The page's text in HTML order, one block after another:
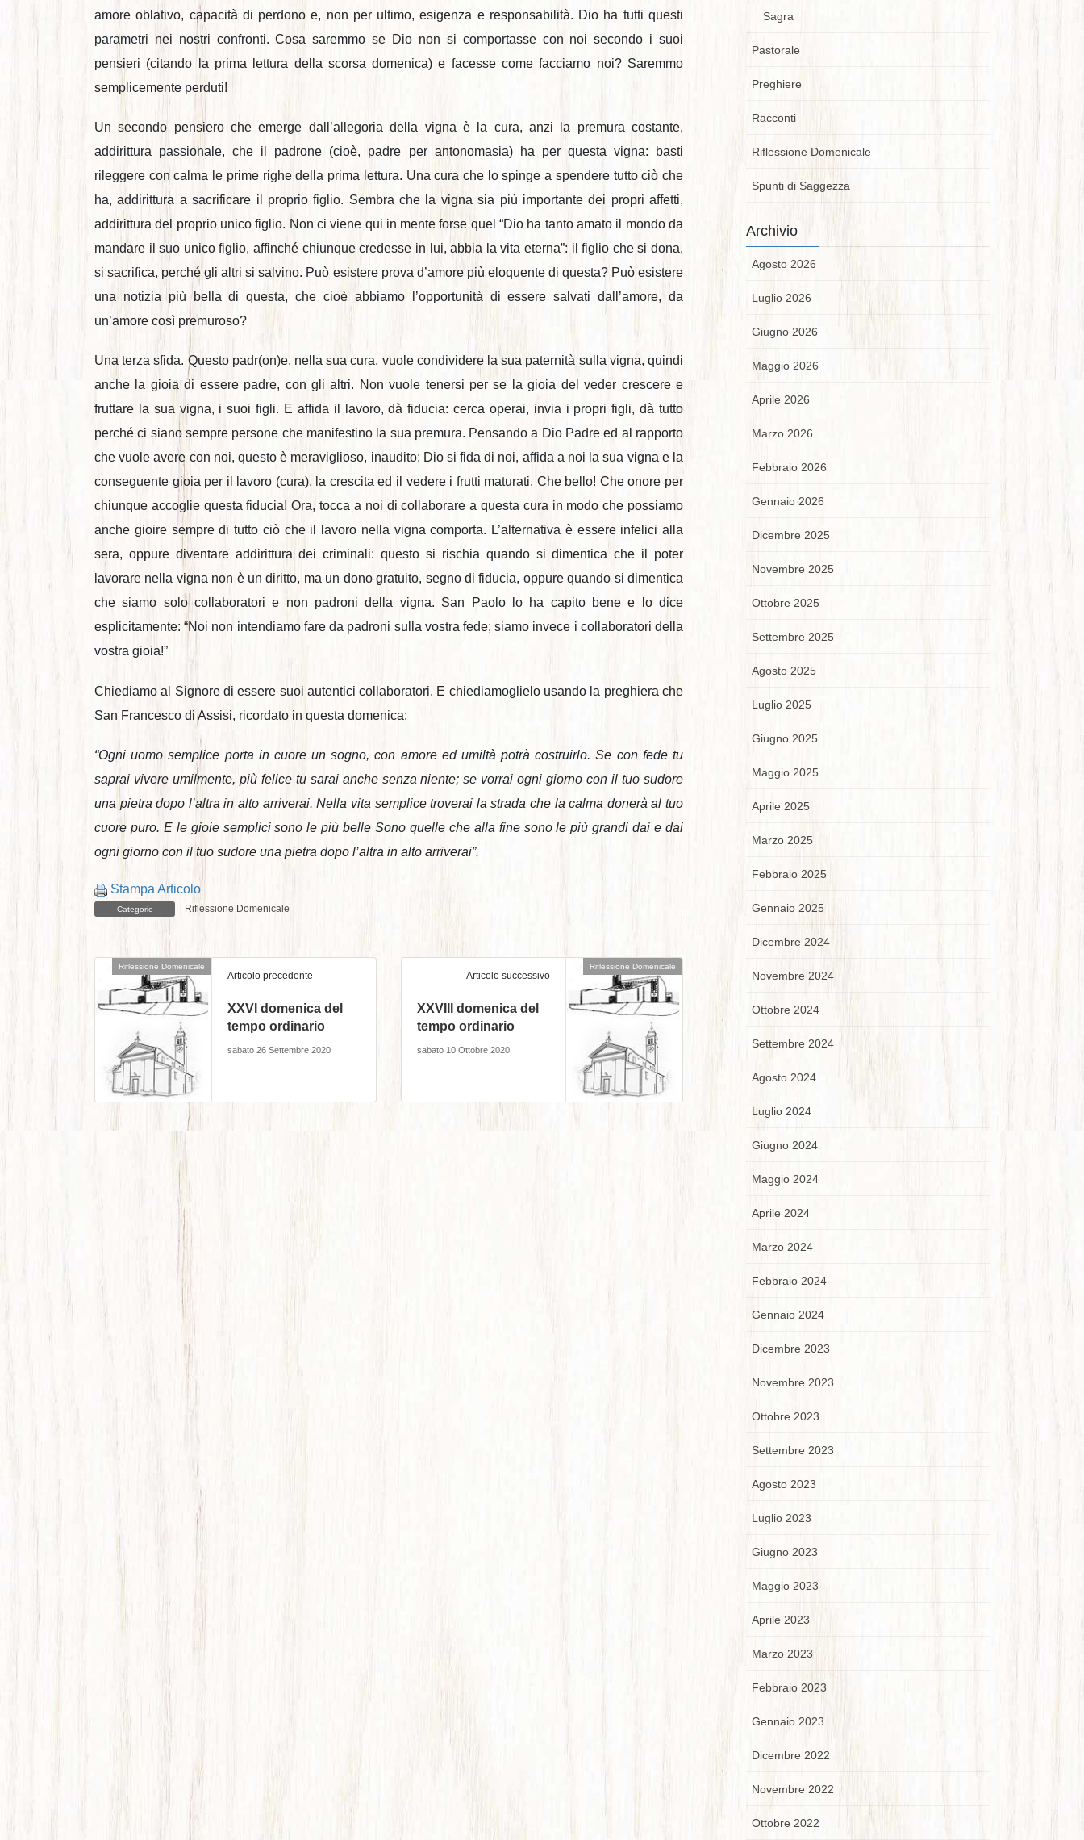
amore oblativo, capacità di perdono e, non per ultimo, esigenza e responsabilità. Dio ha tutti questi
parametri nei nostri confronti. Cosa saremmo se Dio non si comportasse con noi secondo i suoi
pensieri (citando la prima lettura della scorsa domenica) e facesse come facciamo noi? Saremmo
semplicemente perduti!
Un secondo pensiero che emerge dall’allegoria della vigna è la cura, anzi la premura costante,
addirittura passionale, che il padrone (cioè, padre per antonomasia) ha per questa vigna: basti
rileggere con calma le prime righe della prima lettura. Una cura che lo spinge a spendere tutto ciò che
ha, addirittura a sacrificare il proprio figlio. Sembra che la vigna sia più importante dei propri affetti,
addirittura del proprio unico figlio. Non ci viene qui in mente forse quel “Dio ha tanto amato il mondo da
mandare il suo unico figlio, affinché chiunque credesse in lui, abbia la vita eterna”: il figlio che si dona,
si sacrifica, perché gli altri si salvino. Può esistere prova d’amore più eloquente di questa? Può esistere
una notizia più bella di questa, che cioè abbiamo l’opportunità di essere salvati dall’amore, da
un’amore così premuroso?
Una terza sfida. Questo padr(on)e, nella sua cura, vuole condividere la sua paternità sulla vigna, quindi
anche la gioia di essere padre, con gli altri. Non vuole tenersi per se la gioia del veder crescere e
fruttare la sua vigna, i suoi figli. E affida il lavoro, dà fiducia: cerca operai, invia i propri figli, dà tutto
perché ci siano sempre persone che manifestino la sua premura. Pensando a Dio Padre ed al rapporto
che vuole avere con noi, questo è meraviglioso, inaudito: Dio si fida di noi, affida a noi la sua vigna e la
conseguente gioia per il lavoro (cura), la crescita ed il vedere i frutti maturati. Che bello! Che onore per
chiunque accoglie questa fiducia! Ora, tocca a noi di collaborare a questa cura in modo che possiamo
anche gioire sempre di tutto ciò che il lavoro nella vigna comporta. L’alternativa è essere infelici alla
sera, oppure diventare addirittura dei criminali: questo si rischia quando si dimentica che il poter
lavorare nella vigna non è un diritto, ma un dono gratuito, segno di fiducia, oppure quando si dimentica
che siamo solo collaboratori e non padroni della vigna. San Paolo lo ha capito bene e lo dice
esplicitamente: “Noi non intendiamo fare da padroni sulla vostra fede; siamo invece i collaboratori della
vostra gioia!”
Chiediamo al Signore di essere suoi autentici collaboratori. E chiediamoglielo usando la preghiera che
San Francesco di Assisi, ricordato in questa domenica:
“Ogni uomo semplice porta in cuore un sogno, con amore ed umiltà potrà costruirlo. Se con fede tu
saprai vivere umilmente, più felice tu sarai anche senza niente; se vorrai ogni giorno con il tuo sudore
una pietra dopo l’altra in alto arriverai. Nella vita semplice troverai la strada che la calma donerà al tuo
cuore puro. E le gioie semplici sono le più belle Sono quelle che alla fine sono le più grandi dai e dai
ogni giorno con il tuo sudore una pietra dopo l’altra in alto arriverai”.
Stampa Articolo
Categorie Riflessione Domenicale
Riflessione Domenicale
Articolo precedente
XXVI domenica del
tempo ordinario
sabato 26 Settembre 2020
Riflessione Domenicale
Articolo successivo
XXVIII domenica del
tempo ordinario
sabato 10 Ottobre 2020
Sagra
Pastorale
Preghiere
Racconti
Riflessione Domenicale
Spunti di Saggezza
Archivio
Agosto 2026
Luglio 2026
Giugno 2026
Maggio 2026
Aprile 2026
Marzo 2026
Febbraio 2026
Gennaio 2026
Dicembre 2025
Novembre 2025
Ottobre 2025
Settembre 2025
Agosto 2025
Luglio 2025
Giugno 2025
Maggio 2025
Aprile 2025
Marzo 2025
Febbraio 2025
Gennaio 2025
Dicembre 2024
Novembre 2024
Ottobre 2024
Settembre 2024
Agosto 2024
Luglio 2024
Giugno 2024
Maggio 2024
Aprile 2024
Marzo 2024
Febbraio 2024
Gennaio 2024
Dicembre 2023
Novembre 2023
Ottobre 2023
Settembre 2023
Agosto 2023
Luglio 2023
Giugno 2023
Maggio 2023
Aprile 2023
Marzo 2023
Febbraio 2023
Gennaio 2023
Dicembre 2022
Novembre 2022
Ottobre 2022